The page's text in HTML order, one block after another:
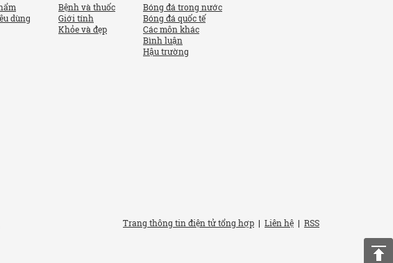
dùng
Bệnh và thuốc
Giới tính
Khỏe và đẹp
Bóng đá trong nước
Bóng đá quốc tế
Các môn khác
Bình luận
Hậu trường
Trang thông tin điện tử tổng hợp | Liên hệ | RSS